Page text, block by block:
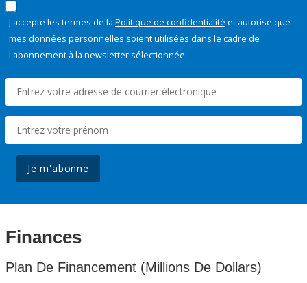
J'accepte les termes de la Politique de confidentialité et autorise que
mes données personnelles soient utilisées dans le cadre de
l'abonnement à la newsletter sélectionnée.
Je m'abonne
Finances
Plan De Financement (Millions De Dollars)